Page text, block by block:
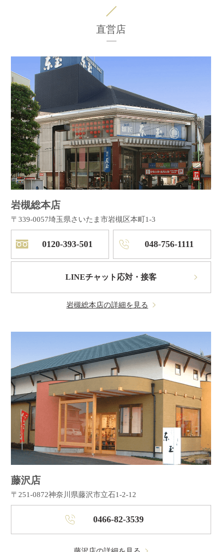
直営店
岩槻総本店
〒339-0057埼玉県さいたま市岩槻区本町1-3
0120-393-501 048-756-1111
LINEチャット応対・接客
岩槻総本店の詳細を見る
藤沢店
〒251-0872神奈川県藤沢市立石1-2-12
0466-82-3539